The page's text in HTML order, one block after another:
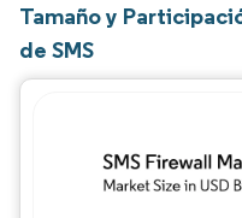
Tamaño y
de SMS